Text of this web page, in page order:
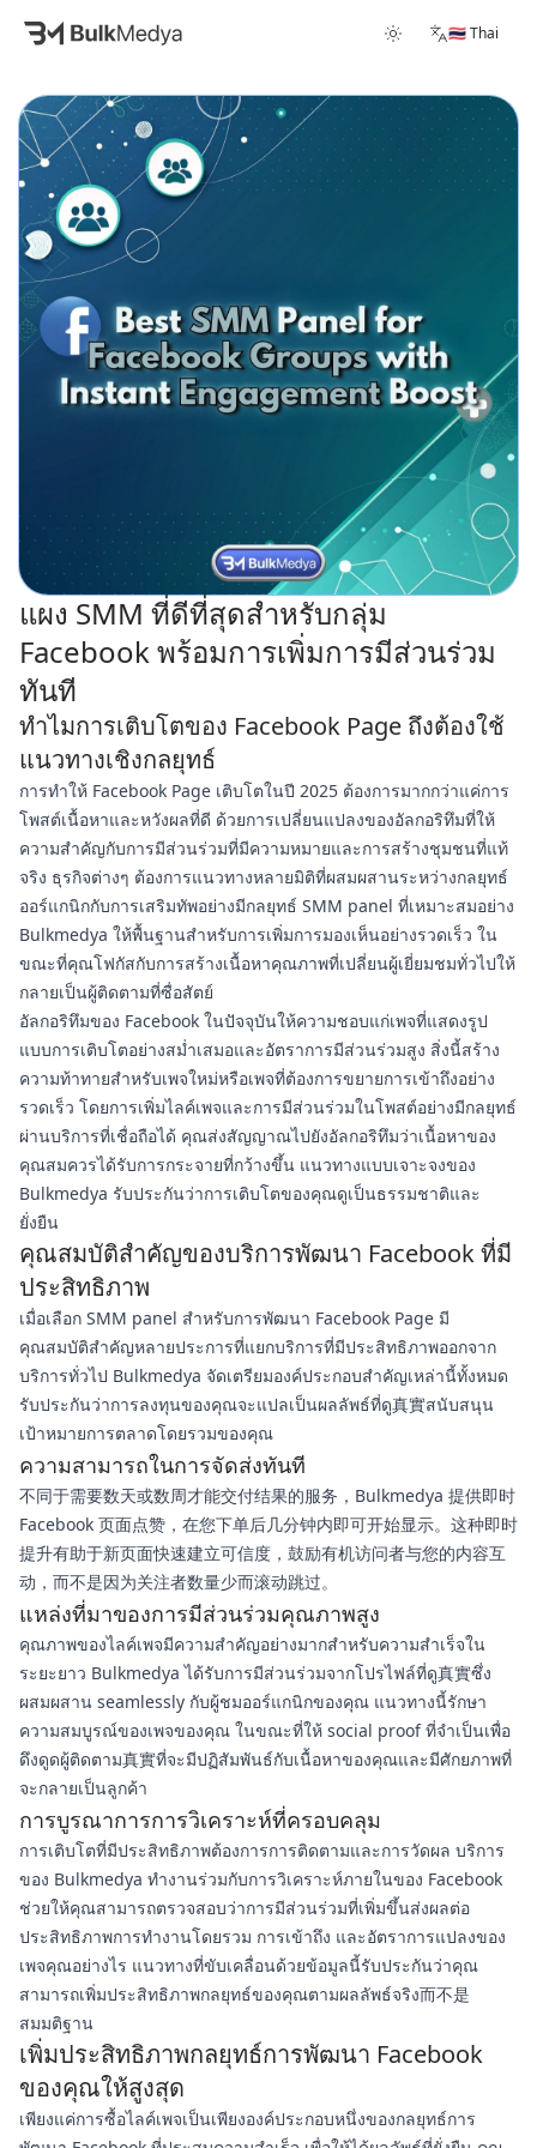
🇹🇭 Thai
แผง SMM ที่ดีที่สุดสำหรับกลุ่ม
Facebook พร้อมการเพิ่มการมีส่วนร่วม
ทันที
ทำไมการเติบโตของ Facebook Page ถึงต้องใช้
แนวทางเชิงกลยุทธ์
การทำให้ Facebook Page เติบโตในปี 2025 ต้องการมากกว่าแค่การ
โพสต์เนื้อหาและหวังผลที่ดี ด้วยการเปลี่ยนแปลงของอัลกอริทึมที่ให้
ความสำคัญกับการมีส่วนร่วมที่มีความหมายและการสร้างชุมชนที่แท้
จริง ธุรกิจต่างๆ ต้องการแนวทางหลายมิติที่ผสมผสานระหว่างกลยุทธ์
ออร์แกนิกกับการเสริมทัพอย่างมีกลยุทธ์ SMM panel ที่เหมาะสมอย่าง
Bulkmedya ให้พื้นฐานสำหรับการเพิ่มการมองเห็นอย่างรวดเร็ว ใน
ขณะที่คุณโฟกัสกับการสร้างเนื้อหาคุณภาพที่เปลี่ยนผู้เยี่ยมชมทั่วไปให้
กลายเป็นผู้ติดตามที่ซื่อสัตย์
อัลกอริทึมของ Facebook ในปัจจุบันให้ความชอบแก่เพจที่แสดงรูป
แบบการเติบโตอย่างสม่ำเสมอและอัตราการมีส่วนร่วมสูง สิ่งนี้สร้าง
ความท้าทายสำหรับเพจใหม่หรือเพจที่ต้องการขยายการเข้าถึงอย่าง
รวดเร็ว โดยการเพิ่มไลค์เพจและการมีส่วนร่วมในโพสต์อย่างมีกลยุทธ์
ผ่านบริการที่เชื่อถือได้ คุณส่งสัญญาณไปยังอัลกอริทึมว่าเนื้อหาของ
คุณสมควรได้รับการกระจายที่กว้างขึ้น แนวทางแบบเจาะจงของ
Bulkmedya รับประกันว่าการเติบโตของคุณดูเป็นธรรมชาติและ
ยั่งยืน
คุณสมบัติสำคัญของบริการพัฒนา Facebook ที่มี
ประสิทธิภาพ
เมื่อเลือก SMM panel สำหรับการพัฒนา Facebook Page มี
คุณสมบัติสำคัญหลายประการที่แยกบริการที่มีประสิทธิภาพออกจาก
บริการทั่วไป Bulkmedya จัดเตรียมองค์ประกอบสำคัญเหล่านี้ทั้งหมด
รับประกันว่าการลงทุนของคุณจะแปลเป็นผลลัพธ์ที่ดู真實สนับสนุน
เป้าหมายการตลาดโดยรวมของคุณ
ความสามารถในการจัดส่งทันที
不同于需要数天或数周才能交付结果的服务，Bulkmedya 提供即时
Facebook 页面点赞，在您下单后几分钟内即可开始显示。这种即时
提升有助于新页面快速建立可信度，鼓励有机访问者与您的内容互
动，而不是因为关注者数量少而滚动跳过。
แหล่งที่มาของการมีส่วนร่วมคุณภาพสูง
คุณภาพของไลค์เพจมีความสำคัญอย่างมากสำหรับความสำเร็จใน
ระยะยาว Bulkmedya ได้รับการมีส่วนร่วมจากโปรไฟล์ที่ดู真實ซึ่ง
ผสมผสาน seamlessly กับผู้ชมออร์แกนิกของคุณ แนวทางนี้รักษา
ความสมบูรณ์ของเพจของคุณ ในขณะที่ให้ social proof ที่จำเป็นเพื่อ
ดึงดูดผู้ติดตาม真實ที่จะมีปฏิสัมพันธ์กับเนื้อหาของคุณและมีศักยภาพที่
จะกลายเป็นลูกค้า
การบูรณาการการวิเคราะห์ที่ครอบคลุม
การเติบโตที่มีประสิทธิภาพต้องการการติดตามและการวัดผล บริการ
ของ Bulkmedya ทำงานร่วมกับการวิเคราะห์ภายในของ Facebook
ช่วยให้คุณสามารถตรวจสอบว่าการมีส่วนร่วมที่เพิ่มขึ้นส่งผลต่อ
ประสิทธิภาพการทำงานโดยรวม การเข้าถึง และอัตราการแปลงของ
เพจคุณอย่างไร แนวทางที่ขับเคลื่อนด้วยข้อมูลนี้รับประกันว่าคุณ
สามารถเพิ่มประสิทธิภาพกลยุทธ์ของคุณตามผลลัพธ์จริง而不是
สมมติฐาน
เพิ่มประสิทธิภาพกลยุทธ์การพัฒนา Facebook
ของคุณให้สูงสุด
เพียงแค่การซื้อไลค์เพจเป็นเพียงองค์ประกอบหนึ่งของกลยุทธ์การ